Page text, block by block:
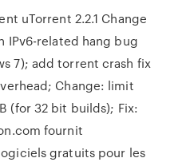
uTorrent 2.2.1 Change
IPv6-related hang bug
7); add torrent crash fix
Change: limit
(for 32 bit builds); Fix:
fournit
gratuits pour les